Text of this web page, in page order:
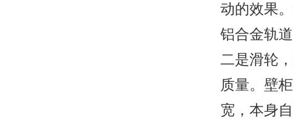
动的效果
铝合金轨道
二是滑轮
质量。壁
宽，本身